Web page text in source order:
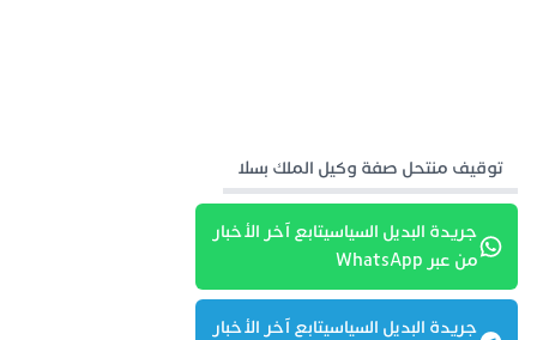
توقيف منتحل صفة وكيل الملك بسلا
جريدة البديل السياسيتابع آخر الأخبار
من عبر WhatsApp
جريدة البديل السياسيتابع آخر الأخبار